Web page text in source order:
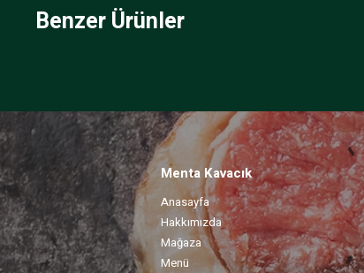
Benzer Ürünler
Menta Kavacık
Anasayfa
Hakkımızda
Mağaza
Menü